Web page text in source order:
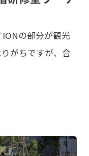
の部分が観光
がちですが、合